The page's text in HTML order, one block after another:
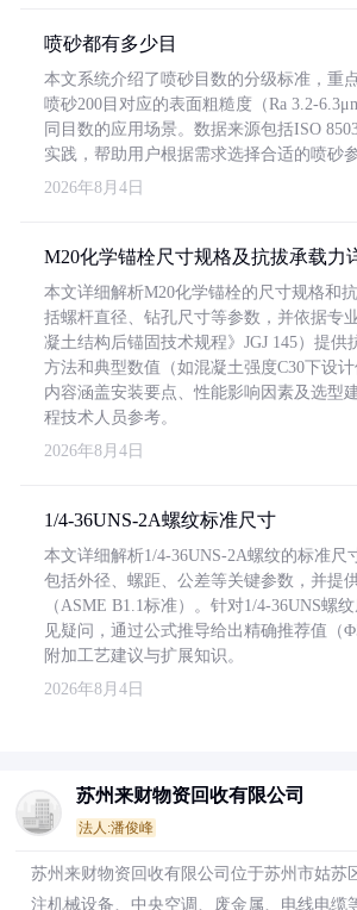
喷砂都有多少目
本文系统介绍了喷砂目数的分级标准，重
喷砂200目对应的表面粗糙度（Ra 3.2-
同目数的应用场景。数据来源包括ISO
实践，帮助用户根据需求选择合适的喷砂参
2026年8月4日
M20化学锚栓尺寸规格及抗拔承载力
本文详细解析M20化学锚栓的尺寸规格和
括螺杆直径、钻孔尺寸等参数，并依据专
凝土结构后锚固技术规程》JGJ 145）提供
方法和典型数值（如混凝土强度C30下设计
内容涵盖安装要点、性能影响因素及选型
程技术人员参考。
2026年8月4日
1/4-36UNS-2A螺纹标准尺寸
本文详细解析1/4-36UNS-2A螺纹的标准尺
包括外径、螺距、公差等关键参数，并提
（ASME B1.1标准）。针对1/4-36UNS螺
见疑问，通过公式推导给出精确推荐值（
附加工艺建议与扩展知识。
2026年8月4日
苏州来财物资回收有限公司
法人:潘俊峰
苏州来财物资回收有限公司位于苏州市姑苏
注机械设备、中央空调、废金属、电线电缆